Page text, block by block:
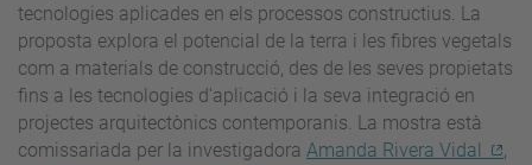
tecnologies aplicades en els processos constructius. La
proposta explora el potencial de la terra i les fibres vegetals
com a materials de construcció, des de les seves propietats
fins a les tecnologies d'aplicació i la seva integració en
projectes arquitectònics contemporanis. La mostra està
comissariada per la investigadora Amanda Rivera Vidal
,